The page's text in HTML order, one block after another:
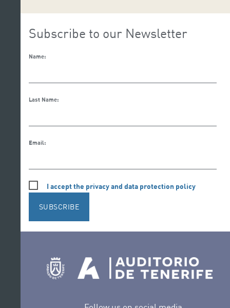
Subscribe to our Newsletter
Name:
Last Name:
Email:
I accept the privacy and data protection policy
SUBSCRIBE